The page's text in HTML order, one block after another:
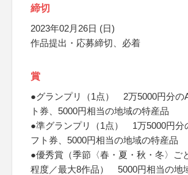
締切
2023年02月26日 (日)
作品提出・応募締切、必着
賞
●グランプリ（1点） 2万5000円分の
ト券、5000円相当の地域の特産品
●準グランプリ（1点） 1万5000円分
フト券、5000円相当の地域の特産品
●優秀賞（季節〈春・夏・秋・冬〉ご
程度／最大8作品） 5000円相当の地